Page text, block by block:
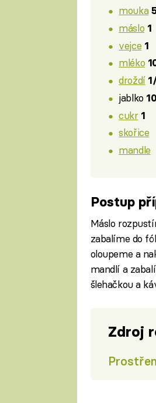
mouka
máslo 1
vejce 1
mléko
droždí
jablko 10
cukr 1
skořice
mandle
Postup
Máslo
zabalíme do
oloupeme a
mandlí a
šlehačkou a
Zdroj